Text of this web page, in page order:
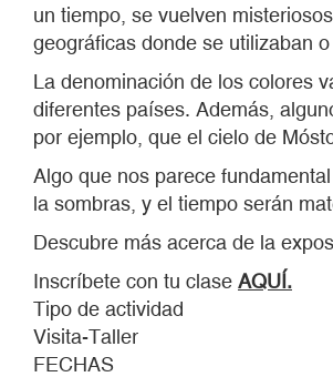
un tiempo, se vuelven
geográficas donde se utilizaban
La denominación de los colores
diferentes países. Además,
por ejemplo, que el cielo de
Algo que nos parece
la sombras, y el tiempo serán
Descubre más acerca de la
Inscríbete con tu clase AQUÍ.
Tipo de actividad
Visita-Taller
FECHAS